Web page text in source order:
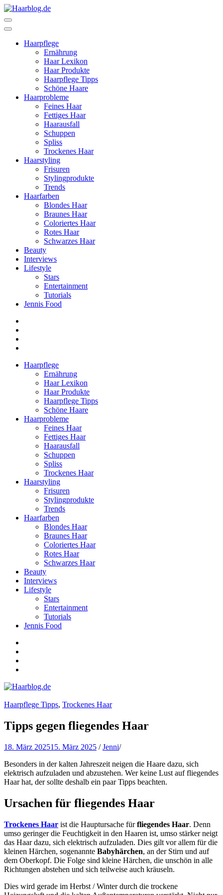
Zum
Inhalt
springen
drücken)Haarpflege
Ernährung
Haar Lexikon
Haar Produkte
Haarpflege Tipps
Schöne Haare
Haarprobleme
Feines Haar
Fettiges Haar
Haarausfall
Schuppen
Spliss
Trockenes Haar
Haarstyling
Frisuren
Stylingprodukte
Trends
Haarfarben
Blondes Haar
Braunes Haar
Coloriertes Haar
Rotes Haar
Schwarzes Haar
Beauty
Interviews
Lifestyle
Stars
Entertainment
Tutorials
Jennis Food
Haarpflege
Ernährung
Haar Lexikon
Haar Produkte
Haarpflege Tipps
Schöne Haare
Haarprobleme
Feines Haar
Fettiges Haar
Haarausfall
Schuppen
Spliss
Trockenes Haar
Haarstyling
Frisuren
Stylingprodukte
Trends
Haarfarben
Blondes Haar
Braunes Haar
Coloriertes Haar
Rotes Haar
Schwarzes Haar
Beauty
Interviews
Lifestyle
Stars
Entertainment
Tutorials
Jennis Food
Haarblog.de
Haarpflege | Haarstyling | Beauty | Entertainment
Haarpflege Tipps, Trockenes Haar
Tipps gegen fliegendes Haar
18. März 202515. März 2025 /Jenni/
Besonders in der kalten Jahreszeit neigen die Haare dazu, sich
elektrisch aufzuladen und abzustehen. Wer keine Lust auf fliegendes
Haar hat, der sollte deshalb ein paar Tipps beachten.
Ursachen für fliegendes Haar
Trockenes Haar ist die Hauptursache fürfliegendes Haar. Denn
umso geringer die Feuchtigkeit in den Haaren ist, umso stärker neigt
das Haar dazu, sich elektrisch aufzuladen. Dies gilt vor allem für die
kleinen Härchen, sogenannte Babyhärchen, an der Stirn und auf
dem Oberkopf. Die Folge sind kleine Härchen, die unschön in alle
Richtungen abstehen und sich teilweise auch kräuseln.
Dies wird gerade im Herbst / Winter durch die trockene